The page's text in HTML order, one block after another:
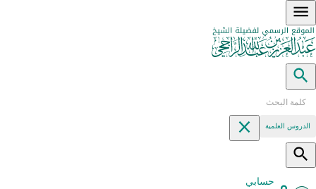
الدروس العلمية
حسابي